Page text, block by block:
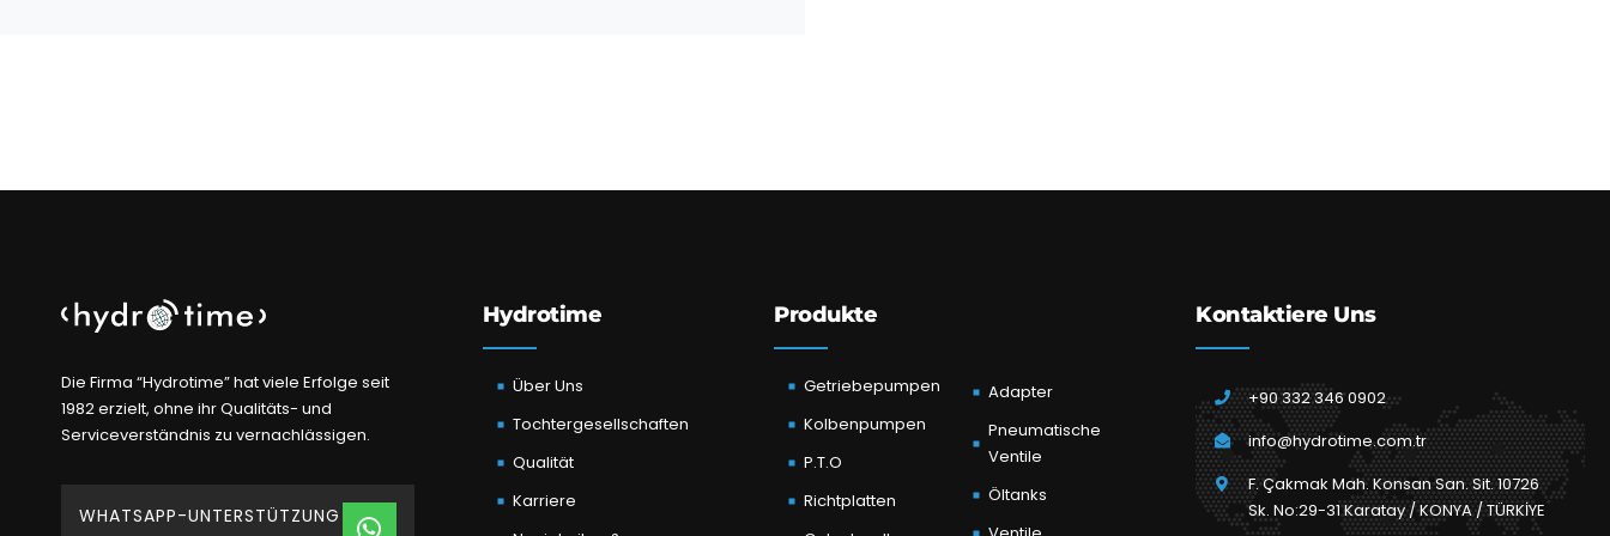
Die Firma “Hydrotime” hat viele Erfolge seit
1982 erzielt, ohne ihr Qualitäts- und
Serviceverständnis zu vernachlässigen.
WHATSAPP-UNTERSTÜTZUNG
Hydrotime
Über Uns
Tochtergesellschaften
Qualität
Karriere
Produkte
Getriebepumpen
Kolbenpumpen
P.T.O
Richtplatten
Adapter
Pneumatische
Ventile
Öltanks
Kontaktiere Uns
+90 332 346 0902
info@hydrotime.com.tr
F. Çakmak Mah. Konsan San. Sit. 10726
Sk. No:29-31 Karatay / KONYA / TÜRKİYE